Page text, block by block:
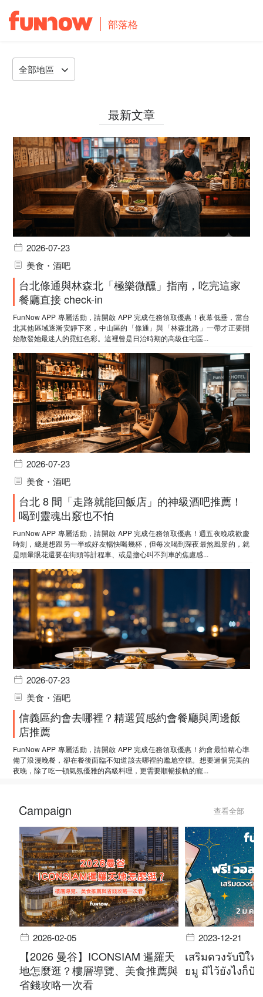
部落格
全部地區
最新文章
2026-07-23
美食・酒吧
台北條通與林森北「極樂微醺」指南，吃完這家
餐廳直接 check-in
FunNow APP 專屬活動，請開啟 APP 完成任務領取優惠！夜幕低垂，當台
北其他區域逐漸安靜下來，中山區的「條通」與「林森北路」一帶才正要開
始散發她最迷人的霓虹色彩。這裡曾是日治時期的高級住宅區...
2026-07-23
美食・酒吧
台北 8 間「走路就能回飯店」的神級酒吧推薦！
喝到靈魂出竅也不怕
FunNow APP 專屬活動，請開啟 APP 完成任務領取優惠！週五夜晚或歡慶
時刻，總是想跟另一半或好友暢快喝幾杯，但每次喝到深夜最煞風景的，就
是頭暈眼花還要在街頭等計程車、或是擔心叫不到車的焦慮感...
2026-07-23
美食・酒吧
信義區約會去哪裡？精選質感約會餐廳與周邊飯
店推薦
FunNow APP 專屬活動，請開啟 APP 完成任務領取優惠！約會最怕精心準
備了浪漫晚餐，卻在餐後面臨不知道該去哪裡的尷尬空檔。想要過個完美的
夜晚，除了吃一頓氣氛優雅的高級料理，更需要順暢接軌的寵...
Campaign 查看全部
2026-02-05
【2026 曼谷】ICONSIAM 暹羅天
地怎麼逛？樓層導覽、美食推薦與
省錢攻略一次看
2023-12-21
เสริมดวงรับปีให
ยมู มีไว้ยังไงก็ปัง!